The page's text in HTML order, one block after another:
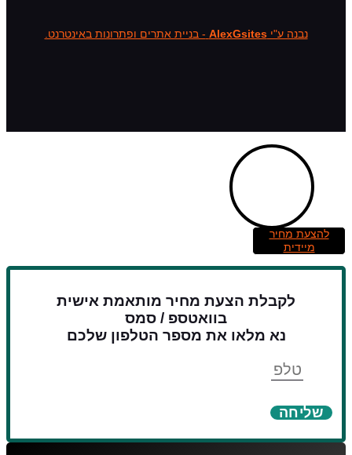
נבנה ע"יAlexGsites - בניית אתרים ופתרונות באינטרנט.
להצעת מחיר
מיידית
לקבלת הצעת מחיר מותאמת אישית
בוואטספ / סמס
נא מלאו את מספר הטלפון שלכם
שליחה